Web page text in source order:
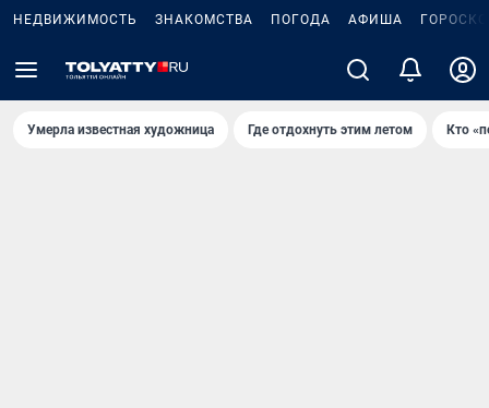
НЕДВИЖИМОСТЬ ЗНАКОМСТВА ПОГОДА АФИША
Умерла известная художница Где отдохнуть этим летом Кто